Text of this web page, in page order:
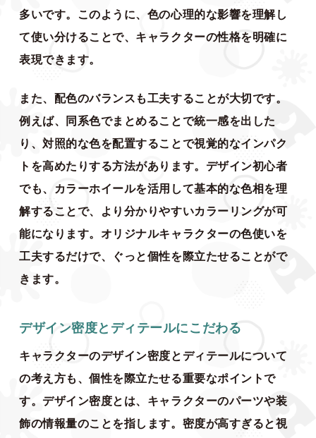
多いです。このように、色の心理的な影響を理解し
て使い分けることで、キャラクターの性格を明確に
表現できます。
また、配色のバランスも工夫することが大切です。
例えば、同系色でまとめることで統一感を出した
り、対照的な色を配置することで視覚的なインパク
トを高めたりする方法があります。デザイン初心者
でも、カラーホイールを活用して基本的な色相を理
解することで、より分かりやすいカラーリングが可
能になります。オリジナルキャラクターの色使いを
工夫するだけで、ぐっと個性を際立たせることがで
きます。
デザイン密度とディテールにこだわる
キャラクターのデザイン密度とディテールについて
の考え方も、個性を際立たせる重要なポイントで
す。デザイン密度とは、キャラクターのパーツや装
飾の情報量のことを指します。密度が高すぎると視